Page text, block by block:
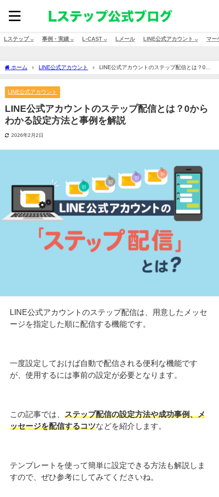
Lステップ ⌵ 事例・実績 ⌵ L-CAST ⌵ Lメール LINE公式アカウント ⌵ マー
ホーム LINE公式アカウント
LINE公式アカウントのステップ配信とは？0か
らわかる設定方法と事例を解説
LINE公式アカウント
LINE公式アカウントのステップ配信とは？0から
わかる設定方法と事例を解説
2026年2月2日
LINE公式アカウントのステップ配信は、用意したメッセ
ージを指定した順に配信する機能です。
一度設定しておけば自動で配信される便利な機能です
が、使用するには事前の設定が必要となります。
この記事では、 ステップ配信の設定方法や成功事例、メ
ッセージを配信するコツなどを紹介します。
テンプレートを使って簡単に設定できる方法も解説しま
すので、ぜひ参考にしてみてくださいね。